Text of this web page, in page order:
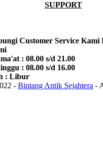
SUPPORT
Customer Service Kami
: 08.00 s/d 21.00
: 08.00 s/d 16.00
: Libur
- Bintang Antik Sejahtera -